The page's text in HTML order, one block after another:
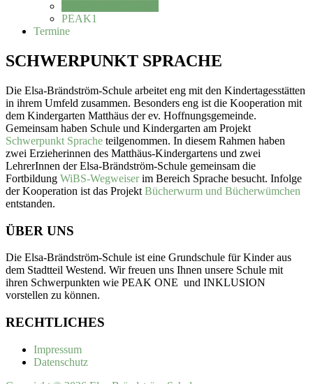
PEAK1
Termine
SCHWERPUNKT SPRACHE
Die Elsa-Brändström-Schule arbeitet eng mit den Kindertagesstätten
in ihrem Umfeld zusammen. Besonders eng ist die Kooperation mit
dem Kindergarten Matthäus der ev. Hoffnungsgemeinde.
Gemeinsam haben Schule und Kindergarten am Projekt
Schwerpunkt Sprache teilgenommen. In diesem Rahmen haben
zwei Erzieherinnen des Matthäus-Kindergartens und zwei
LehrerInnen der Elsa-Brändström-Schule gemeinsam die
Fortbildung WiBS-Wegweiserim Bereich Sprache besucht. Infolge
der Kooperation ist das Projekt Bücherwurm und Bücherwümchen
entstanden.
ÜBER UNS
Die Elsa-Brändström-Schule ist eine Grundschule für Kinder aus
dem Stadtteil Westend. Wir freuen uns Ihnen unsere Schule mit
ihren Schwerpunkten wie PEAK ONE und INKLUSION
vorstellen zu können.
RECHTLICHES
Impressum
Datenschutz